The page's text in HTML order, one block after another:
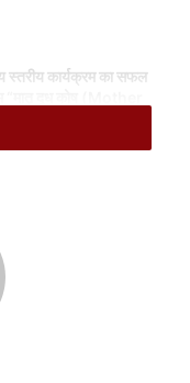
स्तरीय कार्यक्रम का सफल
का निर्वाचन होगा।
किया गया है। रिटर्निंग
सदस्य के लिए दूसरे
पंचायत निर्वाचन क्षेत्र में